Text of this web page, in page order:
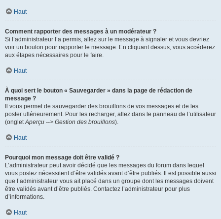
Haut
Comment rapporter des messages à un modérateur ?
Si l’administrateur l’a permis, allez sur le message à signaler et vous devriez
voir un bouton pour rapporter le message. En cliquant dessus, vous accéderez
aux étapes nécessaires pour le faire.
Haut
À quoi sert le bouton « Sauvegarder » dans la page de rédaction de
message ?
Il vous permet de sauvegarder des brouillons de vos messages et de les
poster ultérieurement. Pour les recharger, allez dans le panneau de l’utilisateur
(ongletAperçu --> Gestion des brouillons).
Haut
Pourquoi mon message doit être validé ?
L’administrateur peut avoir décidé que les messages du forum dans lequel
vous postez nécessitent d’être validés avant d’être publiés. Il est possible aussi
que l’administrateur vous ait placé dans un groupe dont les messages doivent
être validés avant d’être publiés. Contactez l’administrateur pour plus
d’informations.
Haut